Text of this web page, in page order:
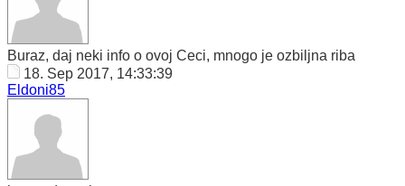
Buraz, daj neki info o ovoj Ceci, mnogo je ozbiljna riba
18. Sep 2017, 14:33:39
Eldoni85